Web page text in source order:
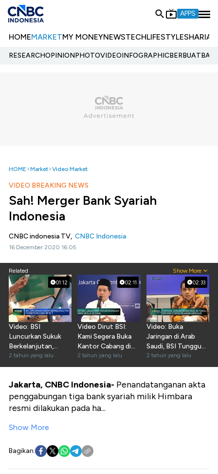
APPS
HOMEMARKETMY MONEYNEWSTECHLIFESTYLESHARIA
RESEARCHOPINIONPHOTOVIDEOINFOGRAPHIC
HOME Market Video Market
VIDEO BREAKING NEWS
Sah! Merger Bank Syariah
Indonesia
CNBC indonesia TV, CNBC Indonesia
16 December 2020 16:05
Related Show More
01:12
Video: BSI
Luncurkan Sukuk
Berkelanjutan,
Targetkan Dana Rp
10 Triliun
2 tahun yang lalu
02:11
Video Dirut BSI:
Kami Segera Buka
Kantor Cabang di
Jeddah
2 tahun yang lalu
02:33
Video: Buka
Jaringan di Arab
Saudi, BSI Tunggu
Izin Otoritas
Keuangan
2 tahun yang lalu
Jakarta, CNBC Indonesia- Penandatanganan akta
penggabungan tiga bank syariah milik Himbara
resmi dilakukan pada ha...
Show More
Bagikan: